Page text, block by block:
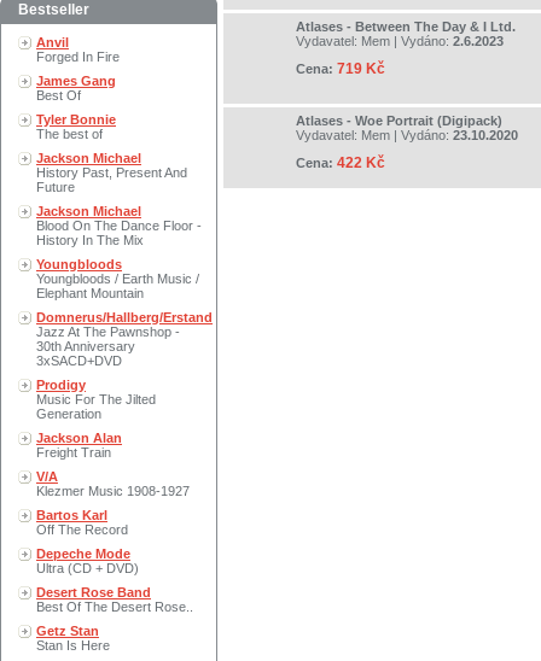
Bestseller
Anvil
Forged In Fire
James Gang
Best Of
Tyler Bonnie
The best of
Jackson Michael
History Past, Present And
Future
Jackson Michael
Blood On The Dance Floor -
History In The Mix
Youngbloods
Youngbloods / Earth Music /
Elephant Mountain
Domnerus/Hallberg/Erstand
Jazz At The Pawnshop -
30th Anniversary
3xSACD+DVD
Prodigy
Music For The Jilted
Generation
Jackson Alan
Freight Train
V/A
Klezmer Music 1908-1927
Bartos Karl
Off The Record
Depeche Mode
Ultra (CD + DVD)
Desert Rose Band
Best Of The Desert Rose..
Getz Stan
Stan Is Here
Atlases - Between The Day & I Ltd.
Vydavatel: Mem | Vydáno: 2.6.2023
Cena: 719 Kč
Atlases - Woe Portrait (Digipack)
Vydavatel: Mem | Vydáno: 23.10.2020
Cena: 422 Kč